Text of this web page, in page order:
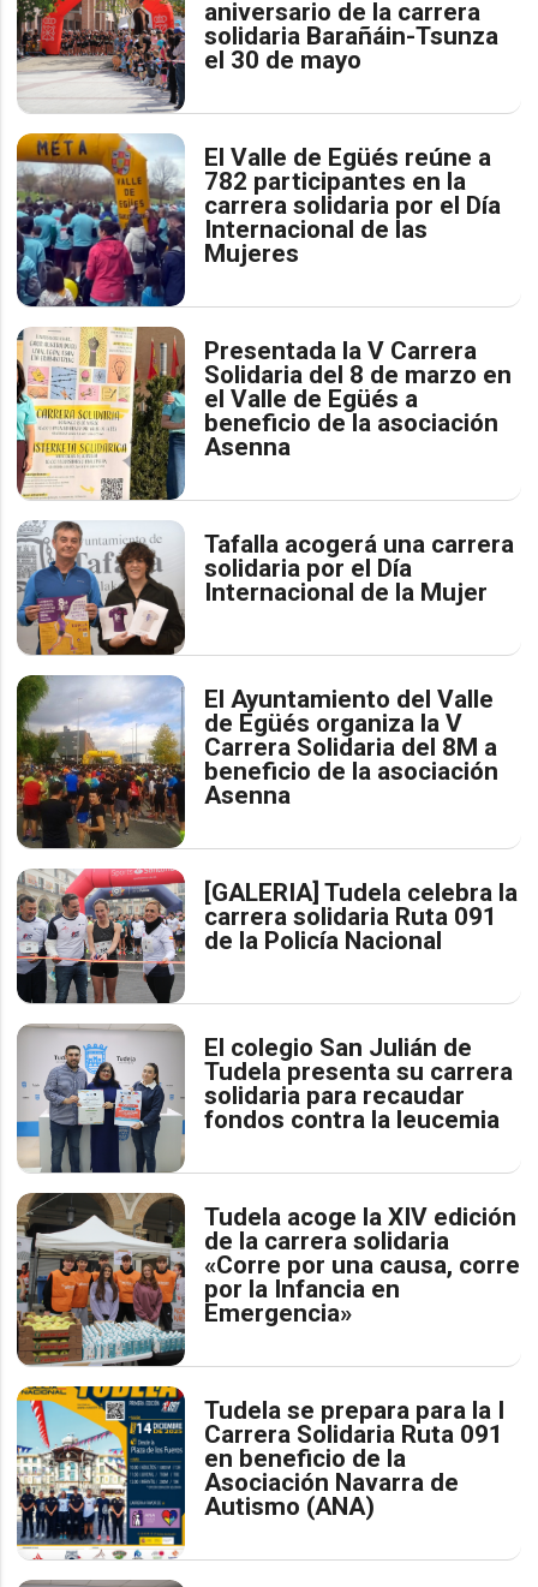
aniversario de la carrera
solidaria Barañáin-Tsunza
el 30 de mayo
El Valle de Egüés reúne a
782 participantes en la
carrera solidaria por el Día
Internacional de las
Mujeres
Presentada la V Carrera
Solidaria del 8 de marzo en
el Valle de Egüés a
beneficio de la asociación
Asenna
Tafalla acogerá una carrera
solidaria por el Día
Internacional de la Mujer
El Ayuntamiento del Valle
de Egüés organiza la V
Carrera Solidaria del 8M a
beneficio de la asociación
Asenna
[GALERIA] Tudela celebra la
carrera solidaria Ruta 091
de la Policía Nacional
El colegio San Julián de
Tudela presenta su carrera
solidaria para recaudar
fondos contra la leucemia
Tudela acoge la XIV edición
de la carrera solidaria
«Corre por una causa, corre
por la Infancia en
Emergencia»
Tudela se prepara para la I
Carrera Solidaria Ruta 091
en beneficio de la
Asociación Navarra de
Autismo (ANA)